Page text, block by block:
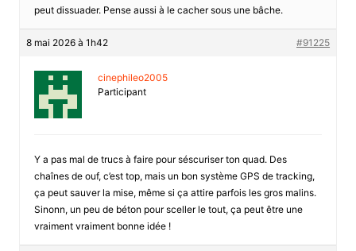
peut dissuader. Pense aussi à le cacher sous une bâche.
8 mai 2026 à 1h42 #91225
cinephileo2005
Participant
Y a pas mal de trucs à faire pour séscuriser ton quad. Des
chaînes de ouf, c’est top, mais un bon système GPS de tracking,
ça peut sauver la mise, même si ça attire parfois les gros malins.
Sinonn, un peu de béton pour sceller le tout, ça peut être une
vraiment vraiment bonne idée !